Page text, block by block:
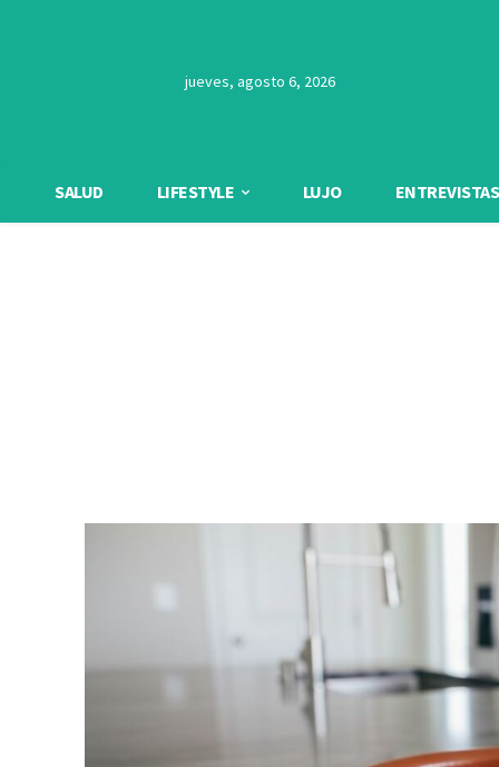
jueves, agosto 6, 2026
SALUD LIFESTYLE LUJO ENTREVISTAS